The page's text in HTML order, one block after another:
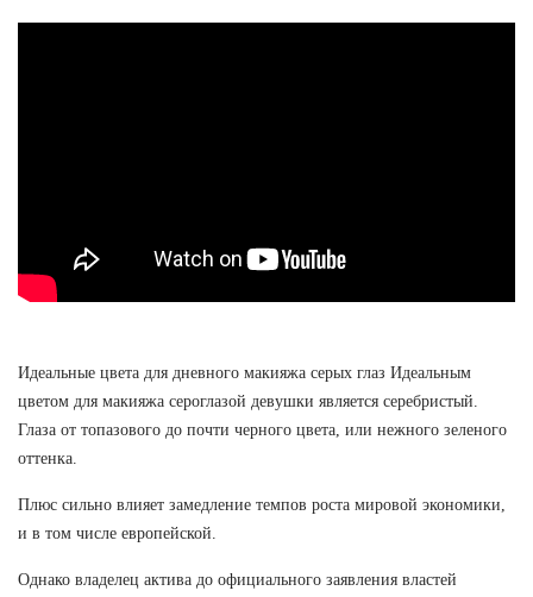
Идеальные цвета для дневного макияжа серых глаз Идеальным
цветом для макияжа сероглазой девушки является серебристый.
Глаза от топазового до почти черного цвета, или нежного зеленого
оттенка.
Плюс сильно влияет замедление темпов роста мировой экономики,
и в том числе европейской.
Однако владелец актива до официального заявления властей